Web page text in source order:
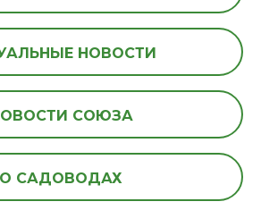
НОВОСТИ
СОЮЗА
О САДОВОДАХ